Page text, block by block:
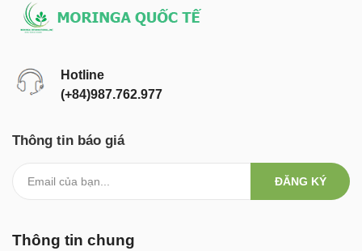
Hotline
(+84)987.762.977
Thông tin báo giá
ĐĂNG KÝ
Thông tin chung